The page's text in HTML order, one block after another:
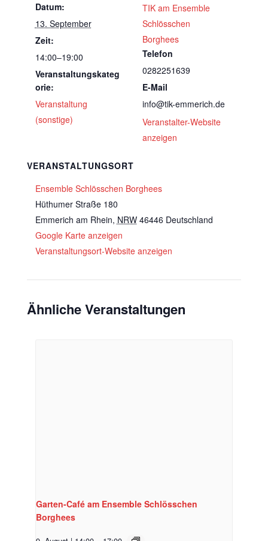
Datum:
13. September
Zeit:
14:00–19:00
Veranstaltungskateg
orie:
Veranstaltung
(sonstige)
VERANSTALTUNGSORT
Ensemble Schlösschen Borghees
Hüthumer Straße 180
Emmerich am Rhein, NRW 46446 Deutschland
Google Karte anzeigen
Veranstaltungsort-Website anzeigen
TIK am Ensemble
Schlösschen
Borghees
Telefon
0282251639
E-Mail
info@tik-emmerich.de
Veranstalter-Website
anzeigen
Ähnliche Veranstaltungen
Garten-Café am Ensemble Schlösschen
Borghees